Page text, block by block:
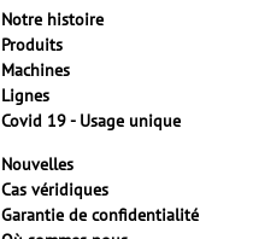
Notre histoire
Produits
Machines
Lignes
Covid 19 - Usage unique
Nouvelles
Cas véridiques
Garantie de confidentialité